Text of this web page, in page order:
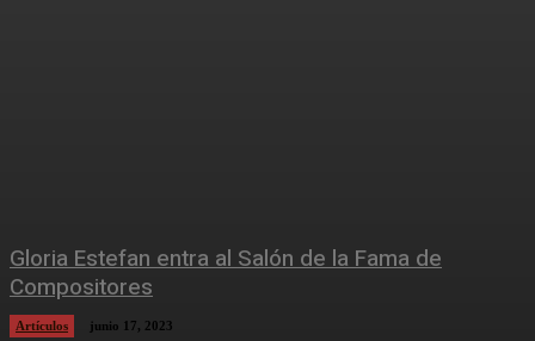
Gloria Estefan entra al Salón de la Fama de
Compositores
Artículos junio 17, 2023